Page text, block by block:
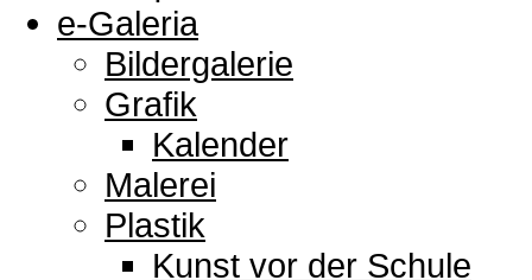
e-Galeria
Bildergalerie
Grafik
Kalender
Malerei
Plastik
Kunst vor der Schule